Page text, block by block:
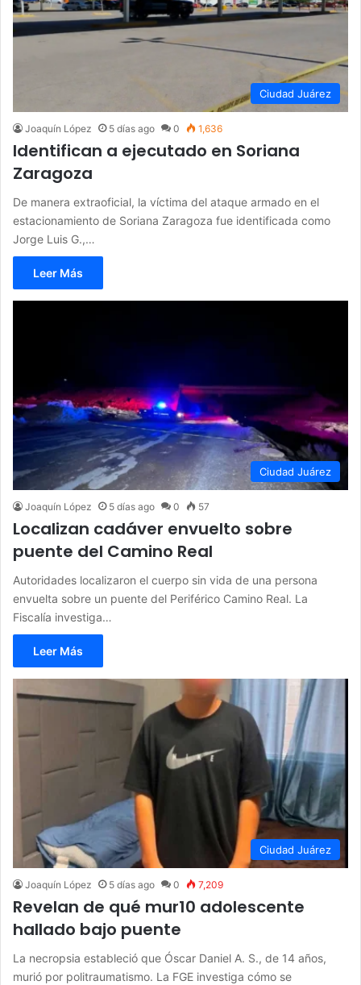
Ciudad Juárez
Joaquín López 5 días ago 0 1,636
Identifican a ejecutado en Soriana
Zaragoza
De manera extraoficial, la víctima del ataque armado en el
estacionamiento de Soriana Zaragoza fue identificada como
Jorge Luis G.,…
Leer Más
Ciudad Juárez
Joaquín López 5 días ago 0 57
Localizan cadáver envuelto sobre
puente del Camino Real
Autoridades localizaron el cuerpo sin vida de una persona
envuelta sobre un puente del Periférico Camino Real. La
Fiscalía investiga…
Leer Más
Ciudad Juárez
Joaquín López 5 días ago 0 7,209
Revelan de qué mur10 adolescente
hallado bajo puente
La necropsia estableció que Óscar Daniel A. S., de 14 años,
murió por politraumatismo. La FGE investiga cómo se